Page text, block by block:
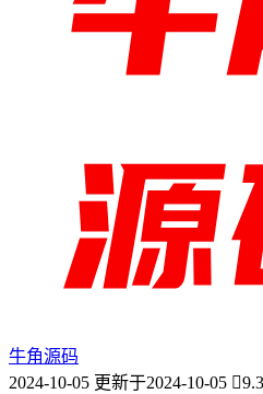
牛角源码
2024-10-05 更新于2024-10-05